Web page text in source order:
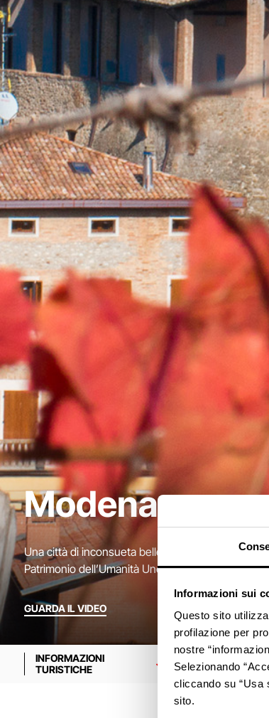
Informazioni sui
Questo sito
profilazione per
nostre
Selezionando
cliccando su “Usa
sito.
Modena
Una città di inconsueta bellezza, che emerge nella
Patrimonio dell’Umanità Unesco: ecco Modena.
GUARDA IL VIDEO
INFORMAZIONI
TURISTICHE
I PARTNER